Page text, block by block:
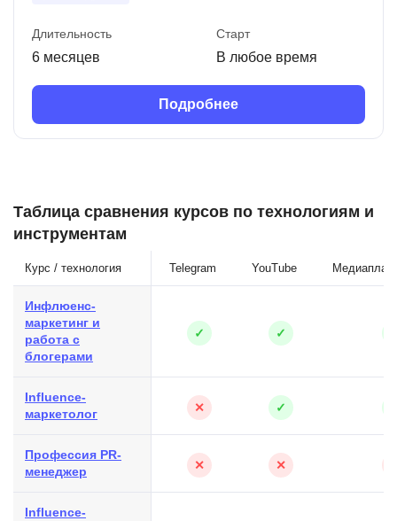
Длительность
6 месяцев
Старт
В любое время
Подробнее
Таблица сравнения курсов по технологиям и
инструментам
Курс / технология Telegram YouTube
Инфлюенс-
маркетинг и
работа с
блогерами
✓ ✓
Influence-
маркетолог
✕ ✓
Профессия PR-
менеджер
✕ ✕
Influence-